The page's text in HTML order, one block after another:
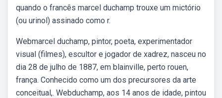
quando o francês marcel duchamp trouxe um mictório
(ou urinol) assinado como r.
Webmarcel duchamp, pintor, poeta, experimentador
visual (filmes), escultor e jogador de xadrez, nasceu no
dia 28 de julho de 1887, em blainville, perto rouen,
frança. Conhecido como um dos precursores da arte
conceitual,. Webduchamp, aos 14 anos de idade, pintou